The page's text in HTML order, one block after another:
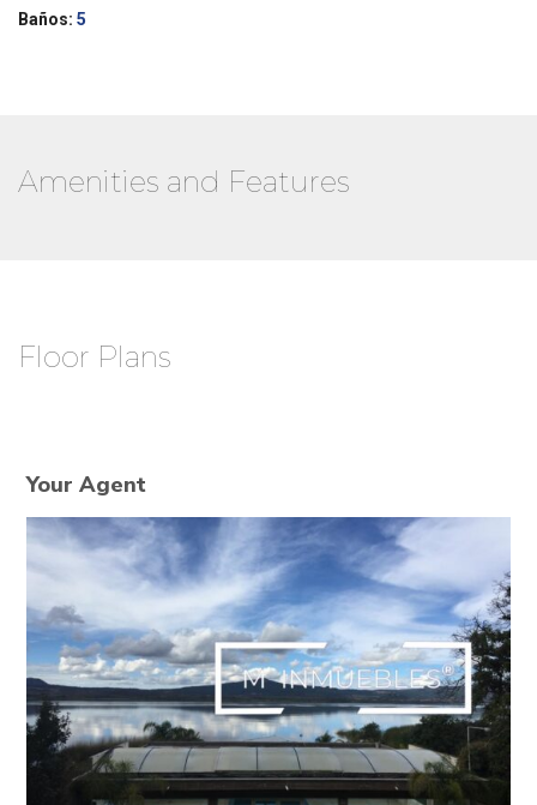
Baños: 5
Amenities and Features
Floor Plans
Your Agent